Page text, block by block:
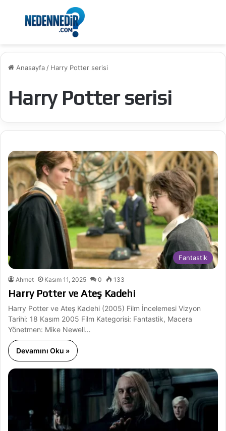
Menü
Anasayfa / Harry Potter serisi
Harry Potter serisi
Fantastik
Ahmet Kasım 11, 2025 0 133
Harry Potter ve Ateş Kadehi
Harry Potter ve Ateş Kadehi (2005) Film İncelemesi Vizyon
Tarihi: 18 Kasım 2005 Film Kategorisi: Fantastik, Macera
Yönetmen: Mike Newell…
Devamını Oku »